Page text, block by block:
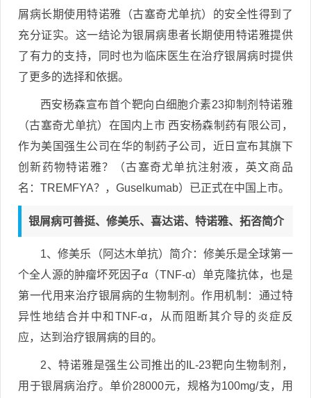
屑病长期使用特诺雅（古塞奇尤单抗）的安全性得到了
充分证实。这一结论为银屑病患者长期使用特诺雅提供
了有力的支持，同时也为临床医生在治疗银屑病时提供
了更多的选择和依据。
西安杨森宣布首个靶向白细胞介素23抑制剂特诺雅
（古塞奇尤单抗）在国内上市 西安杨森制药有限公司，
作为美国强生公司在华的制药子公司，近日宣布其旗下
创新药物特诺雅？（古塞奇尤单抗注射液，英文商品
名：TREMFYA？，Guselkumab）已正式在中国上市。
银屑病可善挺、修美乐、喜达诺、特诺雅、拓咨简介
1、修美乐（阿达木单抗）简介：修美乐是全球第一
个全人源的肿瘤坏死因子α（TNF-α）单克隆抗体，也是
第一代用来治疗银屑病的生物制剂。作用机制：通过特
异性地结合并中和TNF-α，从而阻断其介导的炎症反
应，达到治疗银屑病的目的。
2、特诺雅是强生公司推出的IL-23靶向生物制剂，
用于银屑病治疗。单价28000元，规格为100mg/支，用